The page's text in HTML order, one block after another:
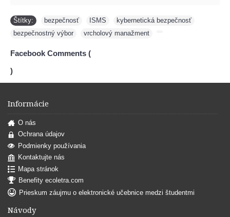
Štítky: bezpečnosť ISMS kybernetická bezpečnosť
bezpečnostný výbor
vrcholový manažment
Facebook Comments (
)
Informácie
O nás
Ochrana údajov
Podmienky používania
Kontaktujte nás
Mapa stránok
Benefity ecoletra.com
Prieskum záujmu o elektronické učebnice medzi študentmi
Návody